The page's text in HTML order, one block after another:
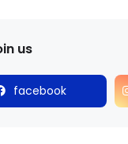
us
facebook